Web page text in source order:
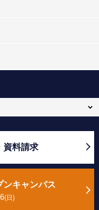
資料請求
ンキャンパス
日